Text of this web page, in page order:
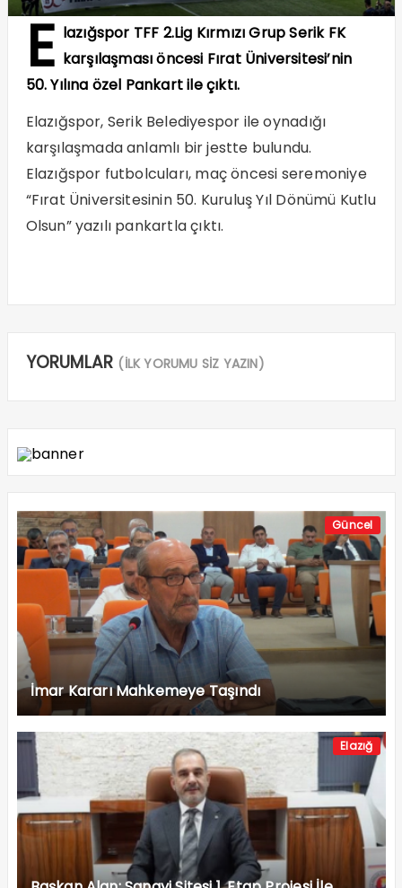
E lazığspor TFF 2.Lig Kırmızı Grup Serik FK
karşılaşması öncesi Fırat Üniversitesi’nin
50. Yılına özel Pankart ile çıktı.
Elazığspor, Serik Belediyespor ile oynadığı
karşılaşmada anlamlı bir jestte bulundu.
Elazığspor futbolcuları, maç öncesi seremoniye
“Fırat Üniversitesinin 50. Kuruluş Yıl Dönümü Kutlu
Olsun” yazılı pankartla çıktı.
YORUMLAR (İLK YORUMU SİZ YAZIN)
Güncel
İmar Kararı Mahkemeye Taşındı
Elazığ